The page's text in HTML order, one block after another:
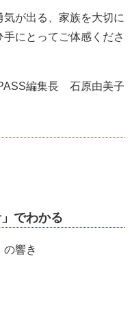
が出る、家族を大切に
にとってご体感くださ
編集長 石原由美子
でわかる
響き